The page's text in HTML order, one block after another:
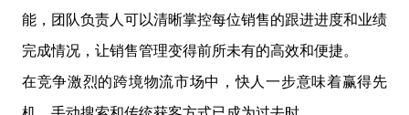
能，团队负责人可以清晰掌控每位销售的跟进进度和业绩
完成情况，让销售管理变得前所未有的高效和便捷。
在竞争激烈的跨境物流市场中，快人一步意味着赢得先